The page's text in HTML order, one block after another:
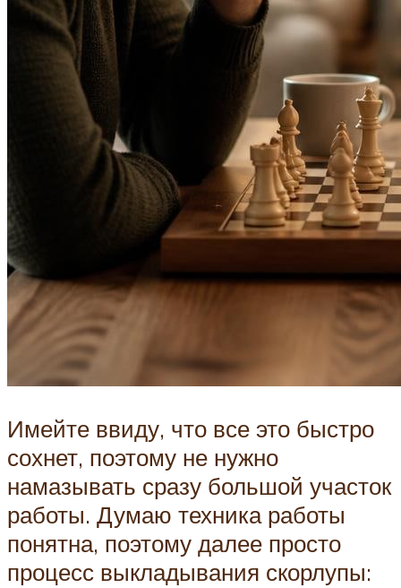
Имейте ввиду, что все это быстро
сохнет, поэтому не нужно
намазывать сразу большой участок
работы. Думаю техника работы
понятна, поэтому далее просто
процесс выкладывания скорлупы: